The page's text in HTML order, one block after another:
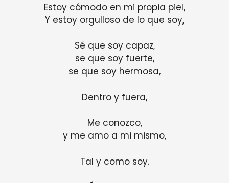
Estoy cómodo en mi propia piel,
Y estoy orgulloso de lo que soy,
Sé que soy capaz,
se que soy fuerte,
se que soy hermosa,
Dentro y fuera,
Me conozco,
y me amo a mi mismo,
Tal y como soy.